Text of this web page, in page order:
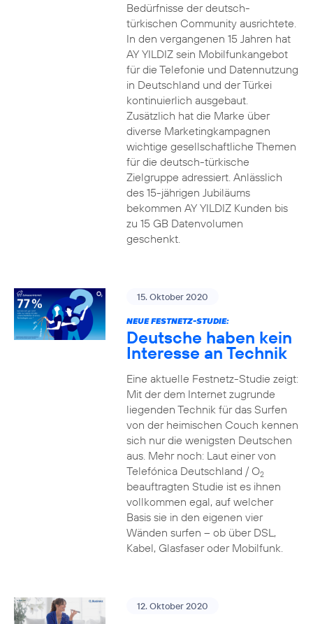
Bedürfnisse der deutsch-
türkischen Community ausrichtete.
In den vergangenen 15 Jahren hat
AY YILDIZ sein Mobilfunkangebot
für die Telefonie und Datennutzung
in Deutschland und der Türkei
kontinuierlich ausgebaut.
Zusätzlich hat die Marke über
diverse Marketingkampagnen
wichtige gesellschaftliche Themen
für die deutsch-türkische
Zielgruppe adressiert. Anlässlich
des 15-jährigen Jubiläums
bekommen AY YILDIZ Kunden bis
zu 15 GB Datenvolumen
geschenkt.
15. Oktober 2020
NEUE FESTNETZ-STUDIE:
Deutsche haben kein
Interesse an Technik
Eine aktuelle Festnetz-Studie zeigt:
Mit der dem Internet zugrunde
liegenden Technik für das Surfen
von der heimischen Couch kennen
sich nur die wenigsten Deutschen
aus. Mehr noch: Laut einer von
Telefónica Deutschland / O2
beauftragten Studie ist es ihnen
vollkommen egal, auf welcher
Basis sie in den eigenen vier
Wänden surfen – ob über DSL,
Kabel, Glasfaser oder Mobilfunk.
12. Oktober 2020